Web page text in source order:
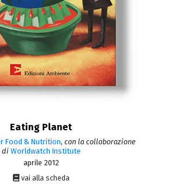
Eating Planet
Food & Nutrition, con la collaborazione
di Worldwatch Institute
aprile 2012
vai alla scheda